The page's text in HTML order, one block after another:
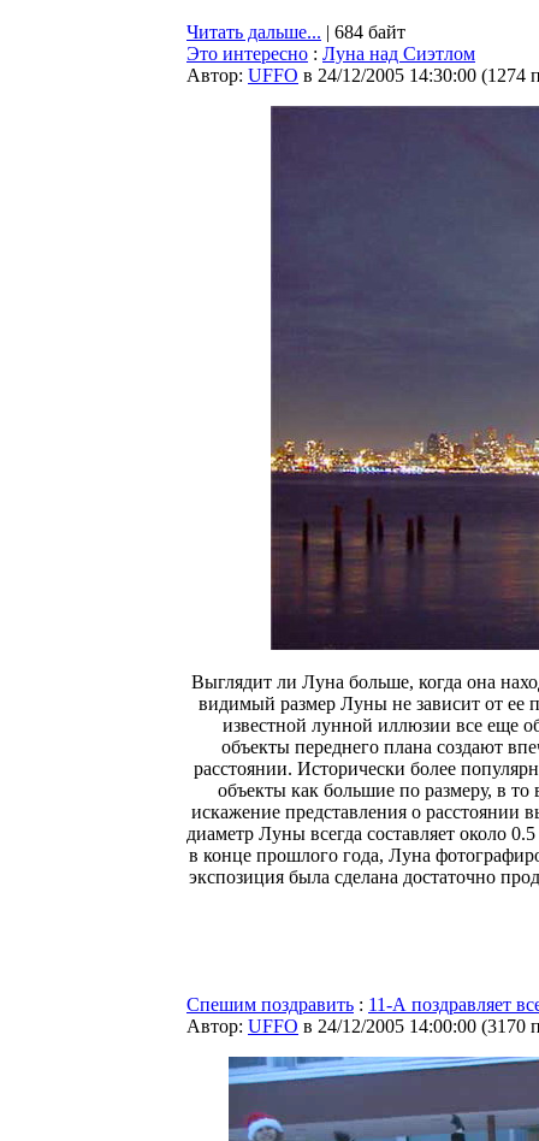
Читать дальше... | 684 байт
Это интересно : Луна над Сиэтлом
Автор: UFFO в 24/12/2005 14:30:00 (1274
Выглядит ли Луна больше, когда она
видимый размер Луны не зависит от ее
известной лунной иллюзии все еще
объекты переднего плана создают
расстоянии. Исторически более
объекты как большие по размеру, в то
искажение представления о расстоянии
диаметр Луны всегда составляет около
в конце прошлого года, Луна
экспозиция была сделана достаточно
Спешим поздравить : 11-А поздравляет
Автор: UFFO в 24/12/2005 14:00:00 (3170